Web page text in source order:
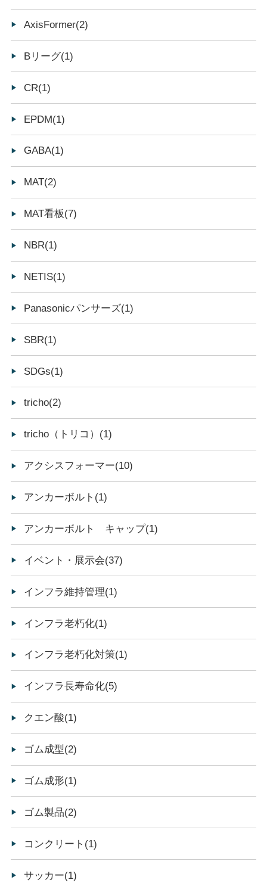
AxisFormer(2)
Bリーグ(1)
CR(1)
EPDM(1)
GABA(1)
MAT(2)
MAT看板(7)
NBR(1)
NETIS(1)
Panasonicパンサーズ(1)
SBR(1)
SDGs(1)
tricho(2)
tricho（トリコ）(1)
アクシスフォーマー(10)
アンカーボルト(1)
アンカーボルト キャップ(1)
イベント・展示会(37)
インフラ維持管理(1)
インフラ老朽化(1)
インフラ老朽化対策(1)
インフラ長寿命化(5)
クエン酸(1)
ゴム成型(2)
ゴム成形(1)
ゴム製品(2)
コンクリート(1)
サッカー(1)